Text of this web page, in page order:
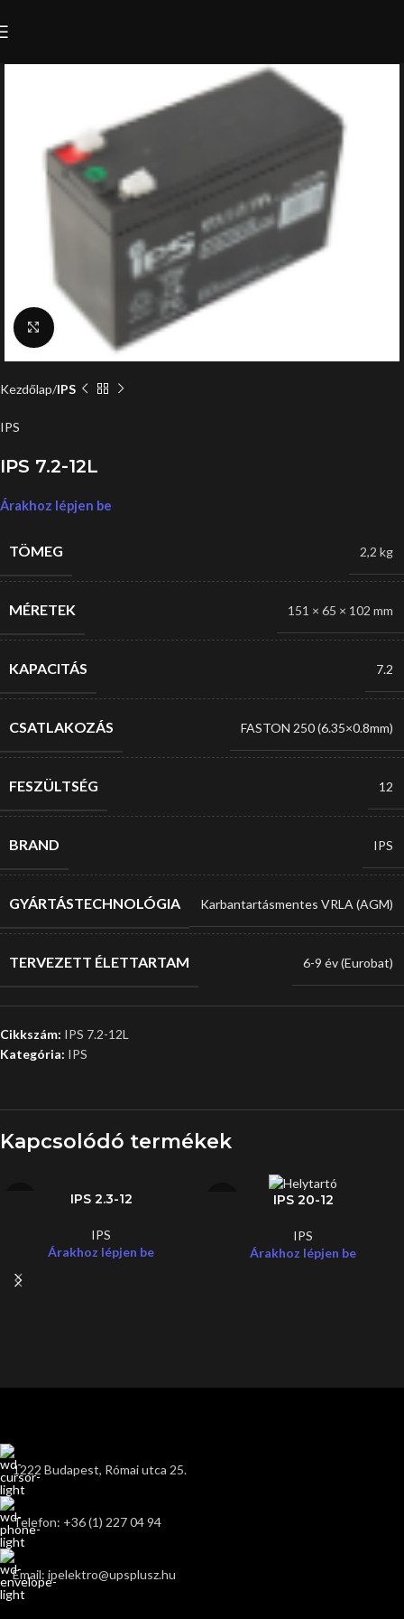
Click to enlarge
Kezdőlap IPS
IPS
IPS 7.2-12L
Árakhoz lépjen be
TÖMEG 2,2 kg
MÉRETEK 151 × 65 × 102 mm
KAPACITÁS 7.2
CSATLAKOZÁS FASTON 250 (6.35×0.8mm)
FESZÜLTSÉG 12
BRAND IPS
GYÁRTÁSTECHNOLÓGIA Karbantartásmentes VRLA (AGM)
TERVEZETT ÉLETTARTAM 6-9 év (Eurobat)
Cikkszám: IPS 7.2-12L
Kategória: IPS
Kapcsolódó termékek
IPS 2.3-12
IPS
Árakhoz lépjen be
IPS 20-12
IPS
Árakhoz lépjen be
1222 Budapest, Római utca 25.
Telefon: +36 (1) 227 04 94
Email: ipelektro@upsplusz.hu